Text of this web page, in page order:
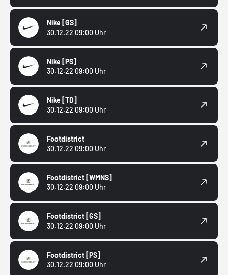
Nike [GS]
30.12.22 09:00 Uhr
Nike [PS]
30.12.22 09:00 Uhr
Nike [TD]
30.12.22 09:00 Uhr
Footdistrict
30.12.22 09:00 Uhr
Footdistrict [WMNS]
30.12.22 09:00 Uhr
Footdistrict [GS]
30.12.22 09:00 Uhr
Footdistrict [PS]
30.12.22 09:00 Uhr